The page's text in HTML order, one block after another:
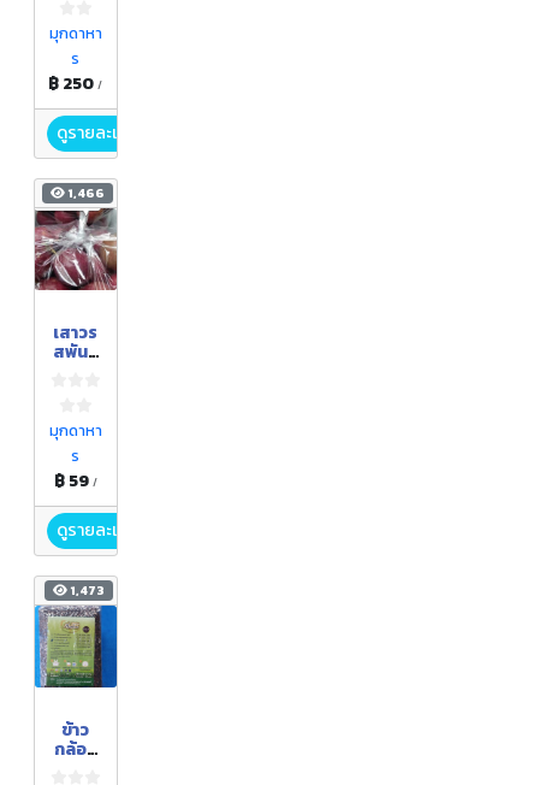
มุกดาหา
ร
฿ 250/
ดูรายละเอียด
1,466
เสาวร
สพันธุ์
มุกดาหา
ร
฿ 59 /
ดูรายละเอียด
1,473
ข้าว
กล้อง